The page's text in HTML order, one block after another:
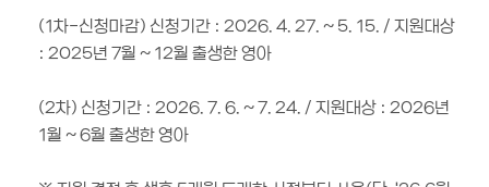
(1차-신청마감) 신청기간 : 2026. 4. 27. ~ 5. 15. / 지원대상
: 2025년 7월 ~ 12월 출생한 영아
(2차) 신청기간 : 2026. 7. 6. ~ 7. 24. / 지원대상 : 2026년
1월 ~ 6월 출생한 영아